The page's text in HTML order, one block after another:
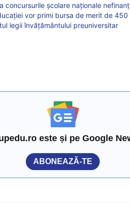
concursurile școlare naționale
vor primi bursa de merit de
legii învățământului preuniversitar
este și pe Google
ABONEAZĂ-TE